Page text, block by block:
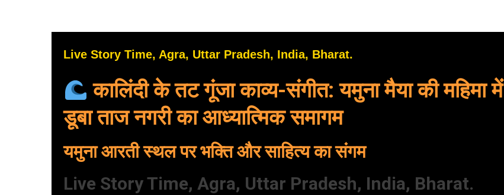
Live Story Time, Agra, Uttar Pradesh, India, Bharat.
कालिंदी के तट गूंजा काव्य-संगीत: यमुना मैया की महिमा में
डूबा ताज नगरी का आध्यात्मिक समागम
यमुना आरती स्थल पर भक्ति और साहित्य का संगम
Live Story Time, Agra, Uttar Pradesh, India, Bharat.